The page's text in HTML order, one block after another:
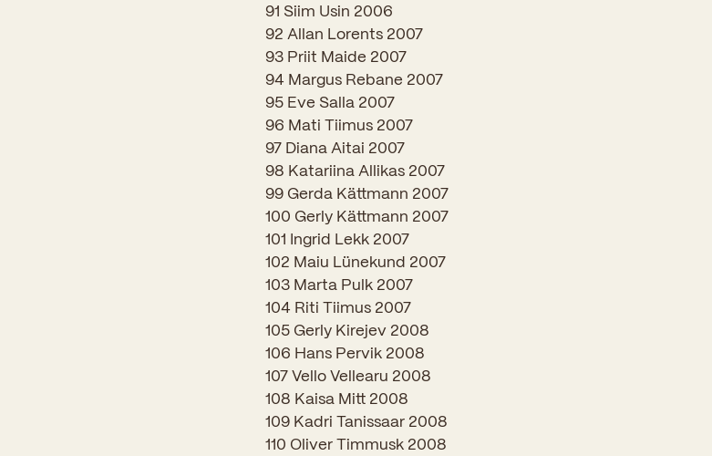
91 Siim Usin 2006
92 Allan Lorents 2007
93 Priit Maide 2007
94 Margus Rebane 2007
95 Eve Salla 2007
96 Mati Tiimus 2007
97 Diana Aitai 2007
98 Katariina Allikas 2007
99 Gerda Kättmann 2007
100 Gerly Kättmann 2007
101 Ingrid Lekk 2007
102 Maiu Lünekund 2007
103 Marta Pulk 2007
104 Riti Tiimus 2007
105 Gerly Kirejev 2008
106 Hans Pervik 2008
107 Vello Vellearu 2008
108 Kaisa Mitt 2008
109 Kadri Tanissaar 2008
110 Oliver Timmusk 2008